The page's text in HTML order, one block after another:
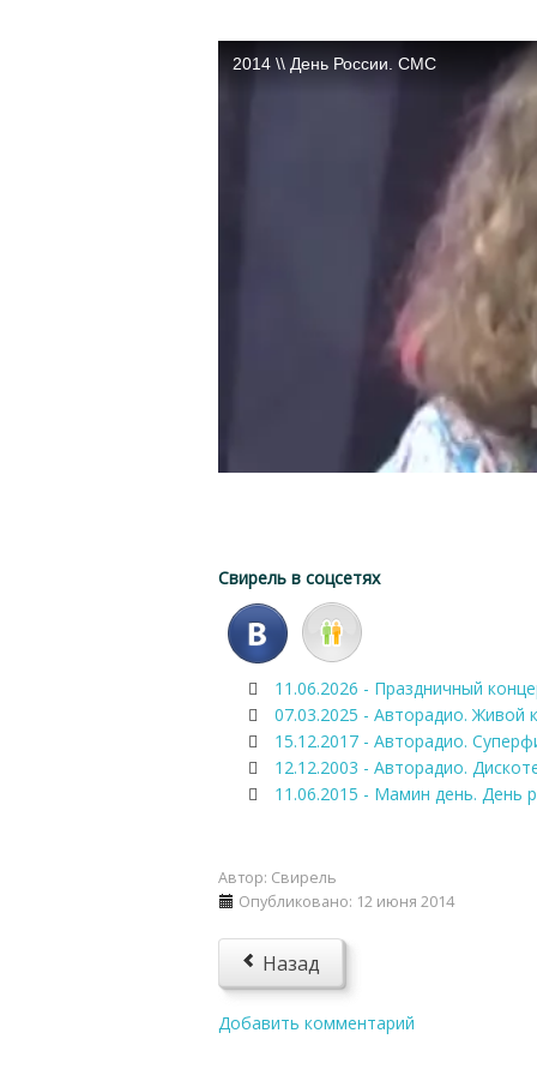
Свирель в соцсетях
11.06.2026 - Праздничный
07.03.2025 - Авторадио. Живой
15.12.2017 - Авторадио.
12.12.2003 - Авторадио.
11.06.2015 - Мамин день. День
Автор: Свирель
Опубликовано: 12 июня 2014
Назад
Добавить комментарий